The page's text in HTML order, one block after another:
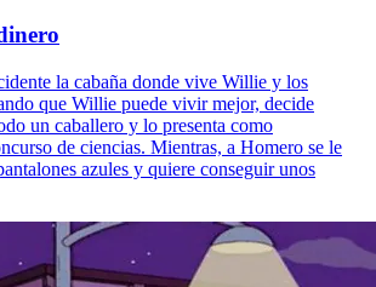
la cabaña donde vive Willie y los
que Willie puede vivir mejor, decide
un caballero y lo presenta como
de ciencias. Mientras, a Homero se le
azules y quiere conseguir unos